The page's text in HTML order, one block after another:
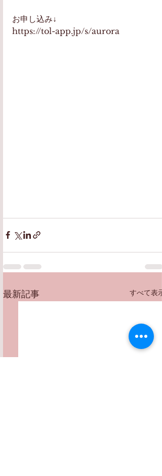
お申し込み↓
https://tol-app.jp/s/aurora
最新記事 すべて表示